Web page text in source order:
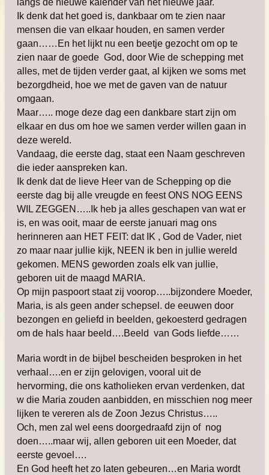
langs de nieuwe kalender van het nieuwe jaar.
Ik denk dat het goed is, dankbaar om te zien naar
mensen die van elkaar houden, en samen verder
gaan……En het lijkt nu een beetje gezocht om op te
zien naar de goede God, door Wie de schepping met
alles, met de tijden verder gaat, al kijken we soms met
bezorgdheid, hoe we met de gaven van de natuur
omgaan.
Maar….. moge deze dag een dankbare start zijn om
elkaar en dus om hoe we samen verder willen gaan in
deze wereld.
Vandaag, die eerste dag, staat een Naam geschreven
die ieder aanspreken kan.
Ik denk dat de lieve Heer van de Schepping op die
eerste dag bij alle vreugde en feest ONS NOG EENS
WIL ZEGGEN…..Ik heb ja alles geschapen van wat er
is, en was ooit, maar de eerste januari mag ons
herinneren aan HET FEIT: dat IK , God de Vader, niet
zo maar naar jullie kijk, NEEN ik ben in jullie wereld
gekomen. MENS geworden zoals elk van jullie,
geboren uit de maagd MARIA.
Op mijn paspoort staat zij voorop…..bijzondere Moeder,
Maria, is als geen ander schepsel. de eeuwen door
bezongen en geliefd in beelden, gekoesterd gedragen
om de hals haar beeld….Beeld van Gods liefde……
Maria wordt in de bijbel bescheiden besproken in het
verhaal….en er zijn gelovigen, vooral uit de
hervorming, die ons katholieken ervan verdenken, dat
w die Maria zouden aanbidden, en misschien nog meer
lijken te vereren als de Zoon Jezus Christus…..
Och, men zal wel eens doorgedraafd zijn of nog
doen…..maar wij, allen geboren uit een Moeder, dat
eerste gevoel….
En God heeft het zo laten gebeuren…en Maria wordt